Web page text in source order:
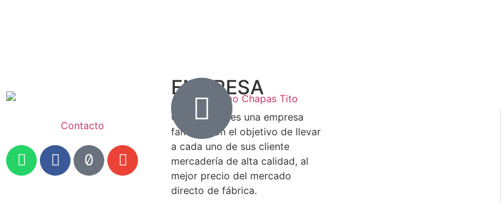
Contacto
EMPRESA
Chapas Tito es una empresa
familiar con el objetivo de llevar
a cada uno de sus cliente
mercadería de alta calidad, al
mejor precio del mercado
directo de fábrica.